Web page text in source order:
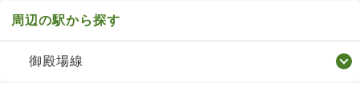
周辺の駅から探す
御殿場線